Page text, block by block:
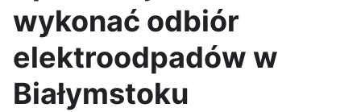
wykonać odbiór
elektroodpadów w
Białymstoku